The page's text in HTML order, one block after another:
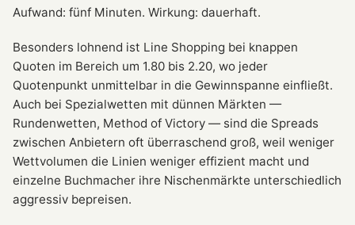
Aufwand: fünf Minuten. Wirkung: dauerhaft.
Besonders lohnend ist Line Shopping bei knappen
Quoten im Bereich um 1.80 bis 2.20, wo jeder
Quotenpunkt unmittelbar in die Gewinnspanne einfließt.
Auch bei Spezialwetten mit dünnen Märkten —
Rundenwetten, Method of Victory — sind die Spreads
zwischen Anbietern oft überraschend groß, weil weniger
Wettvolumen die Linien weniger effizient macht und
einzelne Buchmacher ihre Nischenmärkte unterschiedlich
aggressiv bepreisen.